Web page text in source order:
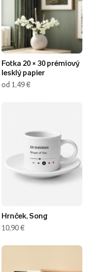
Fotka 20 × 30 prémiový
lesklý papier
od 1,49 €
Hrnček, Song
10,90 €